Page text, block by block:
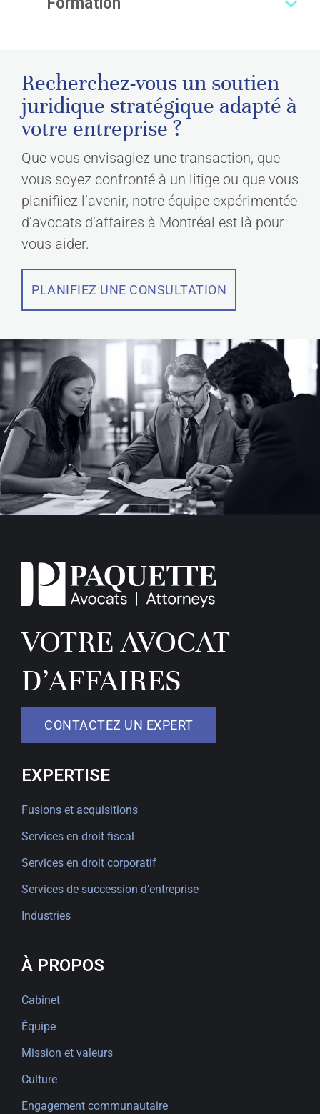
Recherchez-vous un soutien
juridique stratégique adapté à
votre entreprise ?
Que vous envisagiez une transaction, que
vous soyez confronté à un litige ou que vous
planifiiez l’avenir, notre équipe expérimentée
d’avocats d’affaires à Montréal est là pour
vous aider.
PLANIFIEZ UNE CONSULTATION
VOTRE AVOCAT
D’AFFAIRES
CONTACTEZ UN EXPERT
EXPERTISE
Fusions et acquisitions
Services en droit fiscal
Services en droit corporatif
Services de succession d’entreprise
Industries
À PROPOS
Cabinet
Équipe
Mission et valeurs
Culture
Engagement communautaire